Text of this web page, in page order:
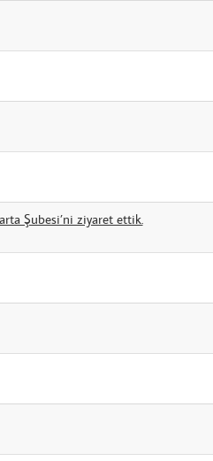
Şubesi’ni ziyaret ettik.